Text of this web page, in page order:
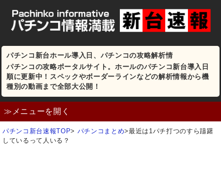
パチンコ新台ホール導入日、パチンコの攻略解析情
パチンコの攻略ポータルサイト。ホールのパチンコ新台導入日
順に更新中！スペックやボーダーラインなどの解析情報から機
種別の動画まで全部大公開！
≫メニューを開く
パチンコ新台速報TOP> パチンコまとめ>最近は1パチ打つのすら躊躇
しているって人いる？